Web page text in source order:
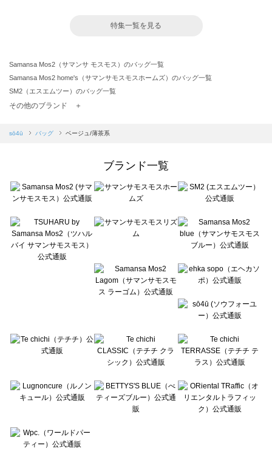
特集一覧を見る
Samansa Mos2（サマンサ モスモス）のバッグ一覧
Samansa Mos2 home's（サマンサモスモスホームズ）のバッグ一覧
SM2（エスエムツー）のバッグ一覧
TSUHARU by Samansa Mos2（ツハルバイサマンサモスモス）のバッグ一覧
Samansa Mos2 blue（サマンサモスモス ブルー）のバッグ一覧
sō4ū（ソウフォーユー）のバッグ一覧
Te chichi（テチチ）のバッグ一覧
Te chichi CLASSIC（テチチ クラシック）のバッグ一覧
Lugnoncure（ルノンキュール）のバッグ一覧
BETTY'S BLUE（べティーズブルー）のバッグ一覧
Wpc.（ワールドパーティー）のバッグ一覧
その他のブランド ＋
sō4ū バッグ ベージュ/薄茶系
ブランド一覧